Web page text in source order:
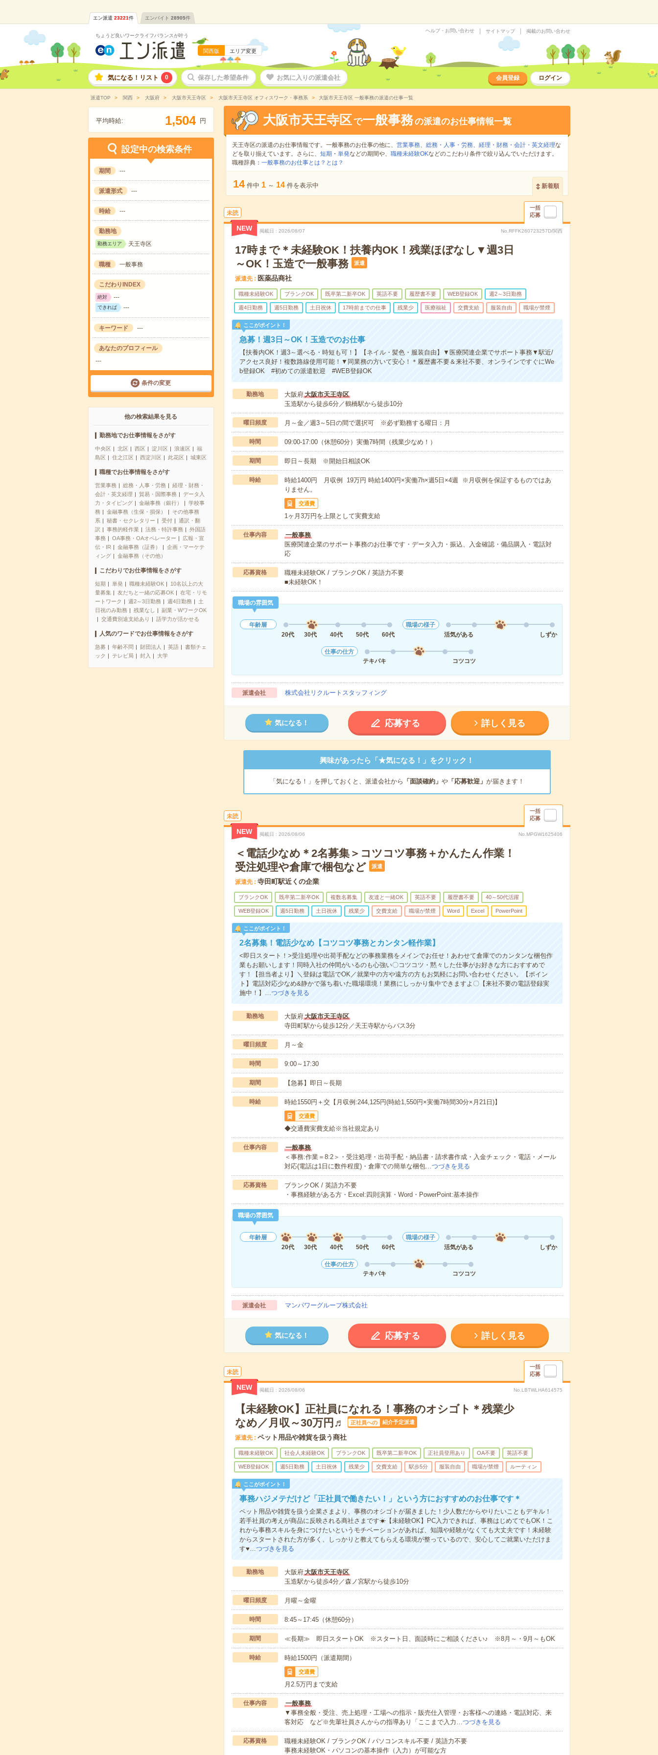
エン派遣 23221件 エンバイト 28905件
ちょうど良いワークライフバランスが叶う
関西版 エリア変更
ヘルプ・お問い合わせ サイトマップ 掲載のお問い合わせ
気になる！リスト 0 保存した希望条件 お気に入りの派遣会社 会員登録 ログイン
派遣TOP 関西 大阪府 大阪市天王寺区 大阪市天王寺区 オフィスワーク・事務系 大阪市天王寺区 一般事務の派遣の仕事一覧
平均時給: 1,504 円
設定中の検索条件
期間 ---
派遣形式 ---
時給 ---
勤務地
勤務エリア 天王寺区
職種 一般事務
こだわりINDEX
絶対 ---
できれば ---
キーワード ---
あなたのプロフィール
---
条件の変更
他の検索結果を見る
勤務地でお仕事情報をさがす
中央区 北区 西区 淀川区 浪速区
福
島区
住之江区 西淀川区 此花区 城東区
職種でお仕事情報をさがす
営業事務 総務・人事・労務
経理・財務・
会計・英文経理
貿易・国際事務
データ入
力・タイピング
金融事務（銀行）
学校事
務
金融事務（生保・損保）
その他事務
系
秘書・セクレタリー 受付
通訳・翻
訳
事務的軽作業 法務・特許事務
外国語
事務
OA事務・OAオペレーター
広報・宣
伝・IR
金融事務（証券）
企画・マーケテ
ィング
金融事務（その他）
こだわりでお仕事情報をさがす
短期 単発 職種未経験OK
10名以上の大
量募集
友だちと一緒の応募OK
在宅・リモ
ートワーク
週2～3日勤務 週4日勤務
土
日祝のみ勤務
残業なし
副業・WワークOK
交通費別途支給あり
語学力が活かせる
人気のワードでお仕事情報をさがす
急募 年齢不問 財団法人 英語
書類チェ
ック
テレビ局 封入 大学
大阪市天王寺区 で一般事務の派遣のお仕事情報一覧
天王寺区の派遣のお仕事情報です。一般事務のお仕事の他に、 営業事務、 総務・人事・労務、 経理・財務・会計・英文経理な
どを取り揃えています。さらに、 短期 ・ 単発などの期間や、 職種未経験OKなどのこだわり条件で絞り込んでいただけます。
職種辞典： 一般事務のお仕事とは？とは？
14 件中 1 ～ 14 件を表示中 新着順
未読
一括
応募
NEW 掲載日 2026/08/07 No.RFFK260723257D/関西
17時まで＊未経験OK！扶養内OK！残業ほぼなし▼週3日
～OK！玉造で一般事務
派遣
派遣先 医薬品商社
職種未経験OK ブランクOK 既卒第二新卒OK 英語不要 履歴書不要 WEB登録OK 週2～3日勤務
週4日勤務 週5日勤務 土日祝休 17時前までの仕事 残業少 医療福祉 交費支給 服装自由 職場が禁煙
ここがポイント！
急募！週3日～OK！玉造でのお仕事
【扶養内OK！週3～選べる・時短も可！】【ネイル・髪色・服装自由】▼医療関連企業でサポート事務▼駅近/
アクセス良好！複数路線使用可能！▼同業務の方いて安心！＊履歴書不要＆来社不要、オンラインですぐにWe
b登録OK #初めての派遣歓迎 #WEB登録OK
勤務地 大阪府大阪市天王寺区
玉造駅から徒歩6分／鶴橋駅から徒歩10分
曜日頻度 月～金／週3～5日の間で選択可 ※必ず勤務する曜日：月
時間 09:00-17:00（休憩60分）実働7時間（残業少なめ！）
期間 即日～長期 ※開始日相談OK
時給
時給1400円 月収例 19万円 時給1400円×実働7h×週5日×4週 ※月収例を保証するものではあ
りません。
交通費
1ヶ月3万円を上限として実費支給
仕事内容
一般事務
医療関連企業のサポート事務のお仕事です・データ入力・振込、入金確認・備品購入・電話対
応
応募資格
職種未経験OK / ブランクOK / 英語力不要
■未経験OK！
職場の雰囲気
年齢層
20代
30代 40代 50代 60代
職場の様子
活気がある
しずか
仕事の仕方
テキパキ
コツコツ
派遣会社 株式会社リクルートスタッフィング
気になる！ 応募する 詳しく見る
興味があったら「★気になる！」をクリック！
「気になる！」を押しておくと、派遣会社から 「面談確約」 や「応募歓迎」 が届きます！
未読
一括
応募
NEW 掲載日 2026/08/06 No.MPGW1625406
＜電話少なめ＊2名募集＞コツコツ事務＋かんたん作業！
受注処理や倉庫で梱包など
派遣
派遣先 寺田町駅近くの企業
ブランクOK 既卒第二新卒OK 複数名募集 友達と一緒OK 英語不要 履歴書不要 40～50代活躍
WEB登録OK 週5日勤務 土日祝休 残業少 交費支給 職場が禁煙 Word Excel PowerPoint
ここがポイント！
2名募集！電話少なめ【コツコツ事務とカンタン軽作業】
<即日スタート！>受注処理や出荷手配などの事務業務をメインでお任せ！あわせて倉庫でのカンタンな梱包作
業もお願いします！同時入社の仲間がいるのも心強い〇コツコツ・黙々した仕事がお好きな方におすすめで
す！【担当者より】＼登録は電話でOK／就業中の方や遠方の方もお気軽にお問い合わせください。【ポイン
ト】電話対応少なめ&静かで落ち着いた職場環境！業務にしっかり集中できますよ〇【来社不要の電話登録実
施中！】…つづきを見る
勤務地 大阪府大阪市天王寺区
寺田町駅から徒歩12分／天王寺駅からバス3分
曜日頻度 月～金
時間 9:00～17:30
期間 【急募】即日～長期
時給 時給1550円＋交【月収例:244,125円(時給1,550円×実働7時間30分×月21日)】
交通費
◆交通費実費支給※当社規定あり
仕事内容
一般事務
＜事務:作業＝8:2＞・受注処理・出荷手配・納品書・請求書作成・入金チェック・電話・メール
対応(電話は1日に数件程度)・倉庫での簡単な梱包…つづきを見る
応募資格
ブランクOK / 英語力不要
・事務経験がある方・Excel:四則演算・Word・PowerPoint:基本操作
職場の雰囲気
年齢層
20代
30代 40代 50代 60代
職場の様子
活気がある
しずか
仕事の仕方
テキパキ
コツコツ
派遣会社 マンパワーグループ株式会社
気になる！ 応募する 詳しく見る
未読
一括
応募
NEW 掲載日 2026/08/06 No.LBTWLHA614575
【未経験OK】正社員になれる！事務のオシゴト＊残業少
なめ／月収～30万円♬
正社員への 紹介予定派遣
派遣先 ペット用品や雑貨を扱う商社
職種未経験OK 社会人未経験OK ブランクOK 既卒第二新卒OK 正社員登用あり OA不要 英語不要
WEB登録OK 週5日勤務 土日祝休 残業少 交費支給 駅歩5分 服装自由 職場が禁煙 ルーティン
ここがポイント！
事務ハジメテだけど「正社員で働きたい！」という方におすすめのお仕事です＊
ペット用品や雑貨を扱う企業さまより、事務のオシゴトが届きました！少人数だからやりたいこともデキル！
若手社員の考えが商品に反映される商社さまです☀【未経験OK】PC入力できれば、事務はじめてでもOK！こ
れから事務スキルを身につけたいというモチベーションがあれば、知識や経験がなくても大丈夫です！未経験
からスタートされた方が多く、しっかりと教えてもらえる環境が整っているので、安心してご就業いただけま
す♥…つづきを見る
勤務地 大阪府大阪市天王寺区
玉造駅から徒歩4分／森ノ宮駅から徒歩10分
曜日頻度 月曜～金曜
時間 8:45～17:45（休憩60分）
期間 ≪長期≫ 即日スタートOK ※スタート日、面談時にご相談ください♪ ※8月～・9月～もOK
時給 時給1500円（派遣期間）
交通費
月2.5万円まで支給
仕事内容
一般事務
▼事務全般・受注、売上処理・工場への指示・販売仕入管理・お客様への連絡・電話対応、来
客対応 など※先輩社員さんからの指導あり「ここまで入力…つづきを見る
応募資格
職種未経験OK / ブランクOK / パソコンスキル不要 / 英語力不要
事務未経験OK・パソコンの基本操作（入力）が可能な方